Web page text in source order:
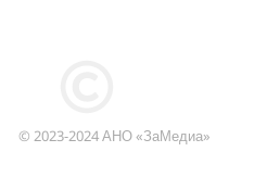
© 2023-2024 АНО «ЗаМедиа»